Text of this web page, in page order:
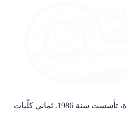
جامعة عمومية في ولاية سعيدة، تأسست سنة 1986. ثماني كلّيات